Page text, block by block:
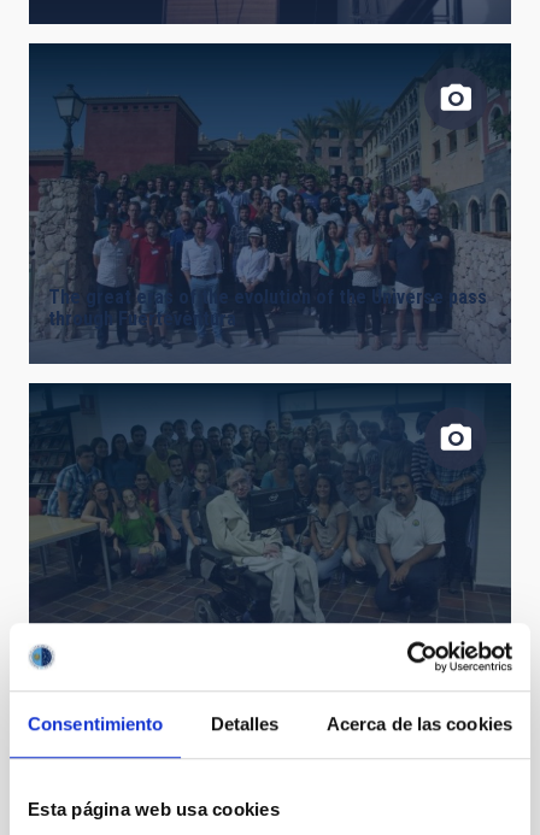
Consentimiento Detalles Acerca de las cookies
Esta página web usa cookies
The great eras of the evolution of the Universe pass
through Fuerteventura
IN MEMORIAM: STEPHEN HAWKING